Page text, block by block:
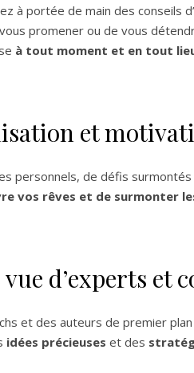
à portée de main des conseils
promener ou de vous
à tout moment et en tout
et
personnels, de défis
vos rêves et de surmonter
d’experts et
et des auteurs de premier
idées précieuses et des